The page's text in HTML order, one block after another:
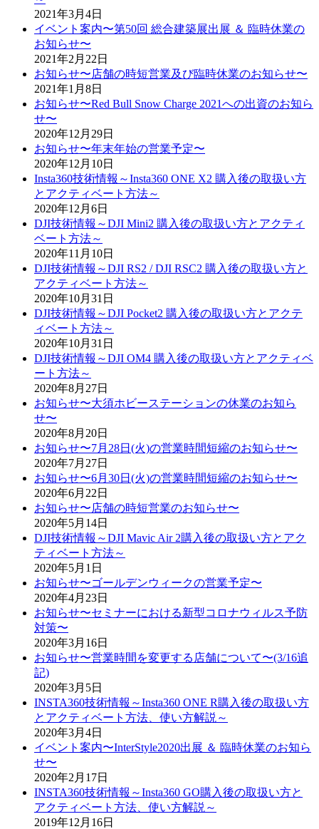
2021年3月4日
イベント案内〜第50回 総合建築展出展 ＆ 臨時休業の
お知らせ〜
2021年2月22日
お知らせ〜店舗の時短営業及び臨時休業のお知らせ〜
2021年1月8日
お知らせ〜Red Bull Snow Charge 2021への出資のお知ら
せ〜
2020年12月29日
お知らせ〜年末年始の営業予定〜
2020年12月10日
Insta360技術情報～Insta360 ONE X2 購入後の取扱い方
とアクティベート方法～
2020年12月6日
DJI技術情報～DJI Mini2 購入後の取扱い方とアクティ
ベート方法～
2020年11月10日
DJI技術情報～DJI RS2 / DJI RSC2 購入後の取扱い方と
アクティベート方法～
2020年10月31日
DJI技術情報～DJI Pocket2 購入後の取扱い方とアクテ
ィベート方法～
2020年10月31日
DJI技術情報～DJI OM4 購入後の取扱い方とアクティベ
ート方法～
2020年8月27日
お知らせ〜大須ホビーステーションの休業のお知ら
せ〜
2020年8月20日
お知らせ〜7月28日(火)の営業時間短縮のお知らせ〜
2020年7月27日
お知らせ〜6月30日(火)の営業時間短縮のお知らせ〜
2020年6月22日
お知らせ〜店舗の時短営業のお知らせ〜
2020年5月14日
DJI技術情報～DJI Mavic Air 2購入後の取扱い方とアク
ティベート方法～
2020年5月1日
お知らせ〜ゴールデンウィークの営業予定〜
2020年4月23日
お知らせ〜セミナーにおける新型コロナウィルス予防
対策〜
2020年3月16日
お知らせ〜営業時間を変更する店舗について〜(3/16追
記)
2020年3月5日
INSTA360技術情報～Insta360 ONE R購入後の取扱い方
とアクティベート方法、使い方解説～
2020年3月4日
イベント案内〜InterStyle2020出展 ＆ 臨時休業のお知ら
せ〜
2020年2月17日
INSTA360技術情報～Insta360 GO購入後の取扱い方と
アクティベート方法、使い方解説～
2019年12月16日